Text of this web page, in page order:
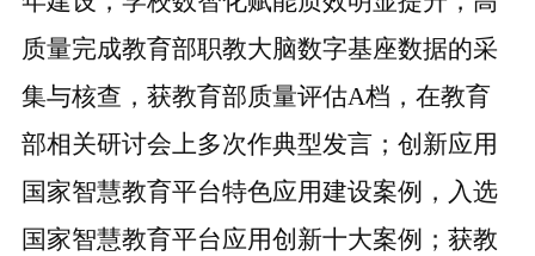
质量完成教育部职教大脑数字基座数据的采
集与核查，获教育部质量评估A档，在教育
部相关研讨会上多次作典型发言；创新应用
国家智慧教育平台特色应用建设案例，入选
国家智慧教育平台应用创新十大案例；获教